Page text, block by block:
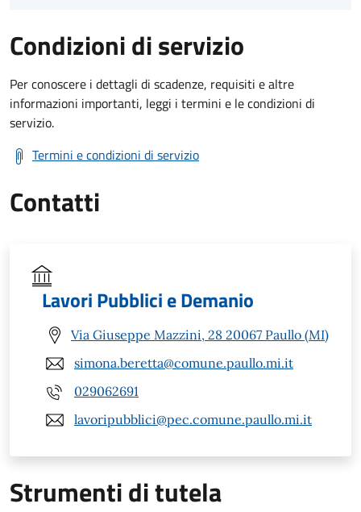
Condizioni di servizio
Per conoscere i dettagli di scadenze, requisiti e altre
informazioni importanti, leggi i termini e le condizioni di
servizio.
Termini e condizioni di servizio
Contatti
Lavori Pubblici e Demanio
Via Giuseppe Mazzini, 28 20067 Paullo (MI)
simona.beretta@comune.paullo.mi.it
029062691
lavoripubblici@pec.comune.paullo.mi.it
Strumenti di tutela